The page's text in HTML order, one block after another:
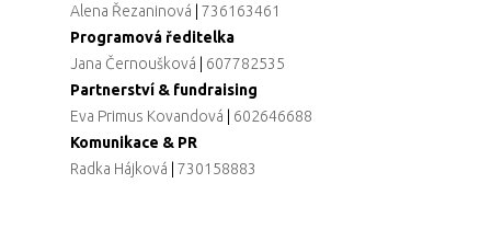
Alena Řezaninová
736163461
Programová ředitelka
Jana Černoušková
607782535
Partnerství & fundraising
Eva Primus Kovandová
602646688
Komunikace & PR
Radka Hájková
730158883